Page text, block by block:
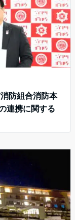
防組合消防本
連携に関する